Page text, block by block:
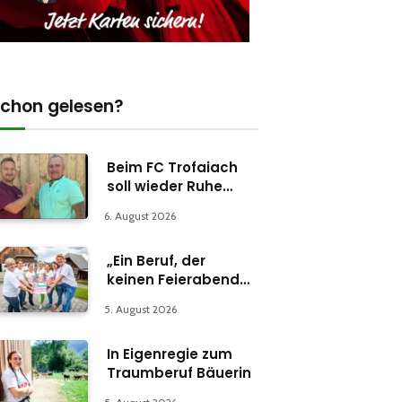
gelesen?
Beim FC Trofaiach
soll wieder Ruhe
6. August 2026
„Ein Beruf, der
keinen Feierabend
5. August 2026
In Eigenregie zum
Traumberuf Bäuerin